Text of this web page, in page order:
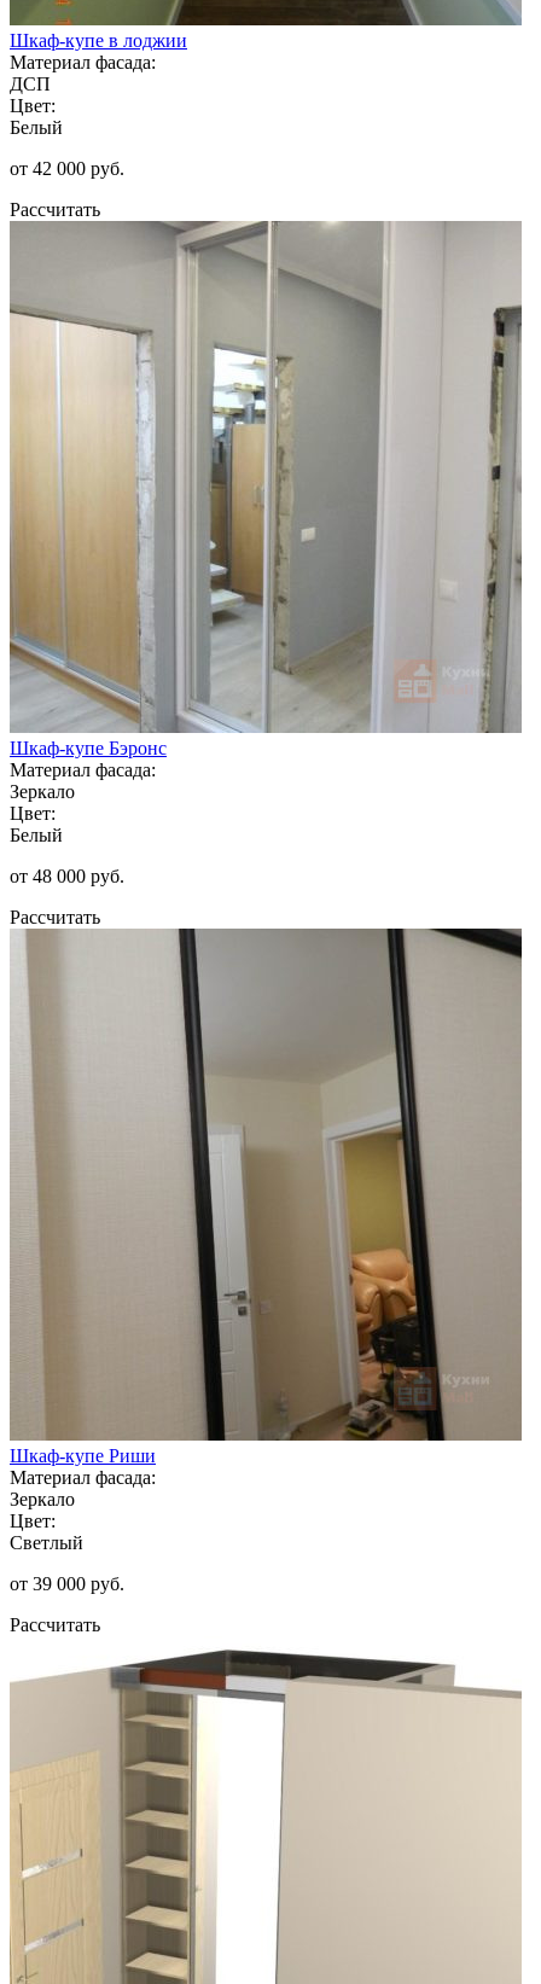
Шкаф-купе в лоджии
Материал фасада:
ДСП
Цвет:
Белый
от 42 000 руб.
Рассчитать
Шкаф-купе Бэронс
Материал фасада:
Зеркало
Цвет:
Белый
от 48 000 руб.
Рассчитать
Шкаф-купе Риши
Материал фасада:
Зеркало
Цвет:
Светлый
от 39 000 руб.
Рассчитать